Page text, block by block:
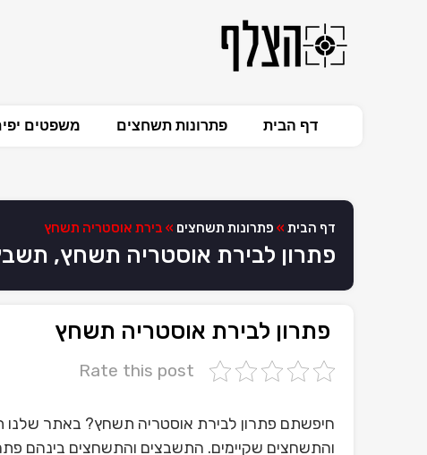
דף הבית פתרונות תשחצים משפטים
דף הבית » פתרונות תשחצים » בירת אוסטריה תשחץ
פתרון לבירת אוסטריה תשחץ,
פתרון לבירת אוסטריה תשחץ
Rate this post
חיפשתם פתרון לבירת אוסטריה תשחץ? באתר שלנו
והתשחצים שקיימים. התשבצים והתשחצים בינהם